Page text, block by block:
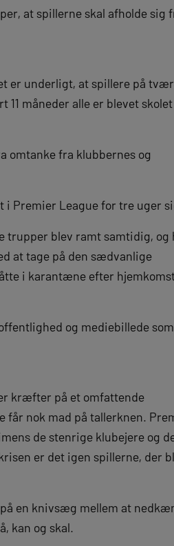
at spillerne skal afholde sig
er underligt, at spillere på
måneder alle er blevet
omtanke fra klubbernes og
Premier League for tre uger
trupper blev ramt samtidig, og
at tage på den sædvanlige
i karantæne efter
og mediebillede som
kræfter på et omfattende
nok mad på tallerknen.
de stenrige klubejere og
er det igen spillerne, der
en knivsæg mellem at
kan og skal.